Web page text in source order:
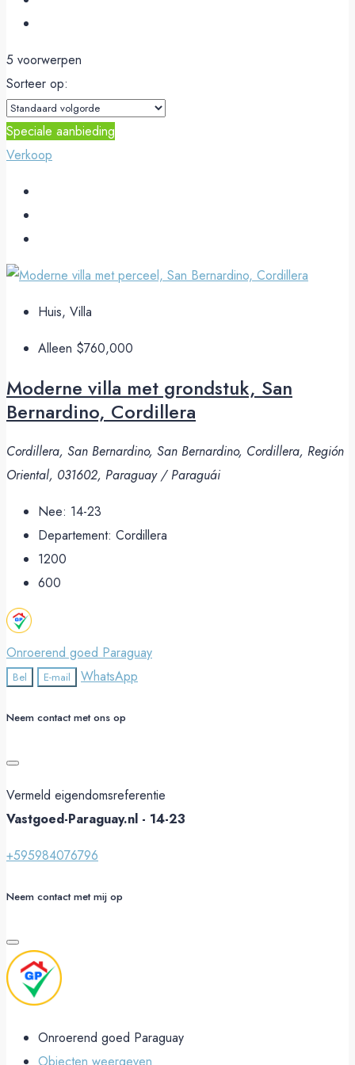
5 voorwerpen
Sorteer op:
Speciale aanbieding
Verkoop
Huis, Villa
Alleen $760,000
Moderne villa met grondstuk, San
Bernardino, Cordillera
Cordillera, San Bernardino, San Bernardino, Cordillera, Región
Oriental, 031602, Paraguay / Paraguái
Nee: 14-23
Departement: Cordillera
1200
600
Onroerend goed Paraguay
Bel E-mail WhatsApp
Neem contact met ons op
Vermeld eigendomsreferentie
Vastgoed-Paraguay.nl - 14-23
+595984076796
Neem contact met mij op
Onroerend goed Paraguay